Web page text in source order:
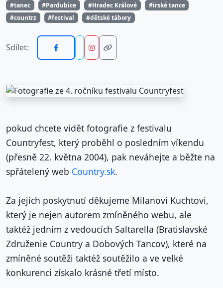
#tanec #Pardubice #Hradec Králové
#irské tance
#countrz
#festival #dětské tábory
Sdílet:
pokud chcete vidět fotografie z festivalu
Countryfest, který proběhl o posledním víkendu
(přesně 22. května 2004), pak neváhejte a běžte na
spřátelený web Country.sk.
Za jejich poskytnutí děkujeme Milanovi Kuchtovi,
který je nejen autorem zmíněného webu, ale
taktéž jedním z vedoucích Saltarella (Bratislavské
Združenie Country a Dobových Tancov), které na
zmíněné soutěži taktéž soutěžilo a ve velké
konkurenci získalo krásné třetí místo.